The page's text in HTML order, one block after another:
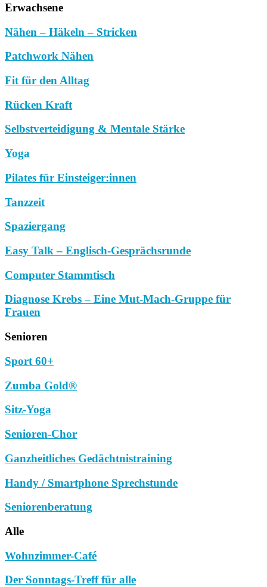
Erwachsene
Nähen – Häkeln – Stricken
Patchwork Nähen
Fit für den Alltag
Rücken Kraft
Selbstverteidigung & Mentale Stärke
Yoga
Pilates für Einsteiger:innen
Tanzzeit
Spaziergang
Easy Talk – Englisch-Gesprächsrunde
Computer Stammtisch
Diagnose Krebs – Eine Mut-Mach-Gruppe für
Frauen
Senioren
Sport 60+
Zumba Gold®
Sitz-Yoga
Senioren-Chor
Ganzheitliches Gedächtnistraining
Handy / Smartphone Sprechstunde
Seniorenberatung
Alle
Wohnzimmer-Café
Der Sonntags-Treff für alle